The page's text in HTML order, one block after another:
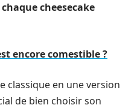
cheesecake
encore comestible ?
classique en une version
de bien choisir son